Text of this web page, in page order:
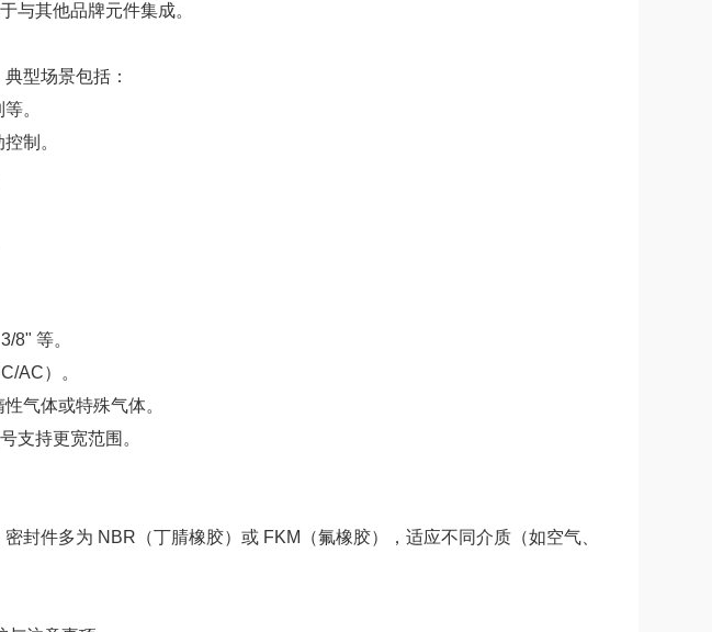
与其他品牌元件集成。
型场景包括：
等。
控制。
8" 等。
AC）。
气体或特殊气体。
支持更宽范围。
封件多为 NBR（丁腈橡胶）或 FKM（氟橡胶），适应不同介质（如空气、